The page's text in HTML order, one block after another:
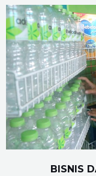
BISNIS